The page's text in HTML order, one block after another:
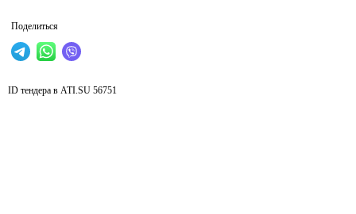
Поделиться
ID тендера в ATI.SU 56751